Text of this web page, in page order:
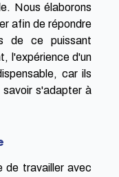
Nous élaborons
afin de répondre
de ce puissant
l'expérience d'un
car ils
s'adapter à
de travailler avec